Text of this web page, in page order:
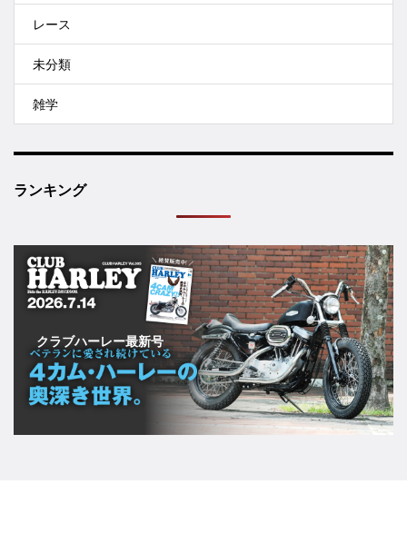
レース
未分類
雑学
ランキング
クラブハーレー最新号